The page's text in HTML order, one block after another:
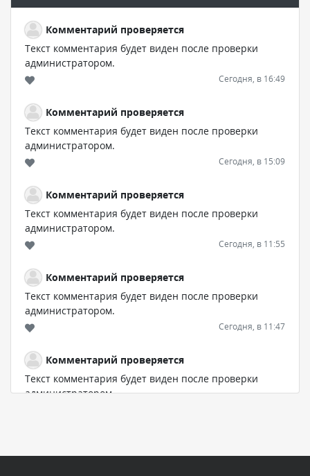
Комментарий проверяется
Текст комментария будет виден после проверки
администратором.
Сегодня, в 16:49
Комментарий проверяется
Текст комментария будет виден после проверки
администратором.
Сегодня, в 15:09
Комментарий проверяется
Текст комментария будет виден после проверки
администратором.
Сегодня, в 11:55
Комментарий проверяется
Текст комментария будет виден после проверки
администратором.
Сегодня, в 11:47
Комментарий проверяется
Текст комментария будет виден после проверки
администратором.